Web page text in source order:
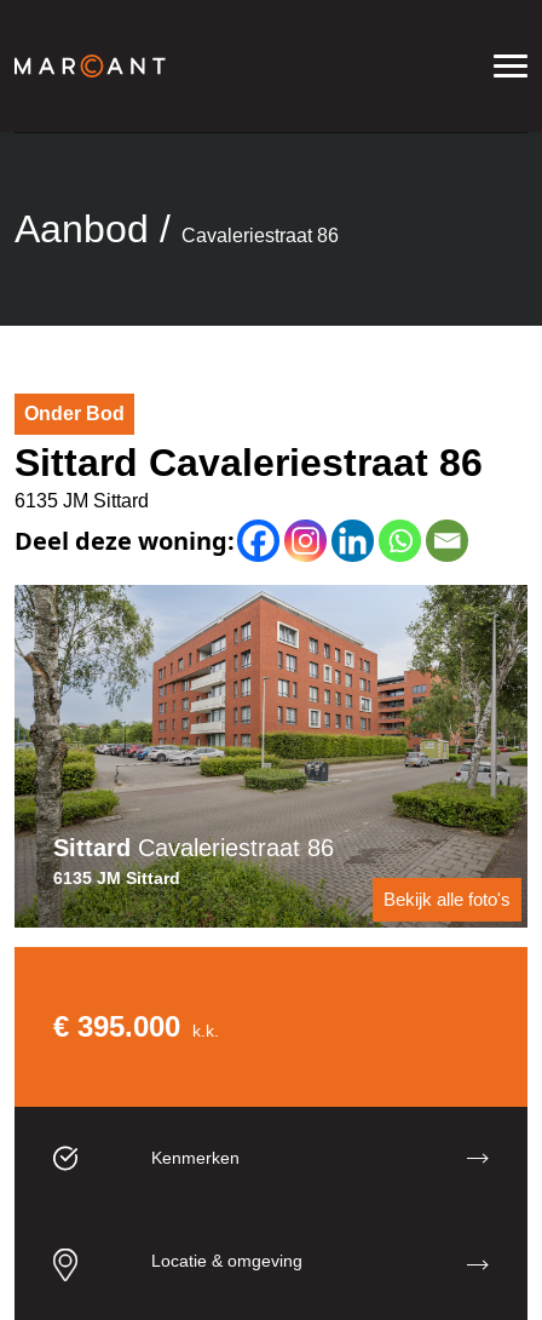
Aanbod / Cavaleriestraat 86
Onder Bod
Sittard Cavaleriestraat 86
6135 JM Sittard
Sittard Cavaleriestraat 86
6135 JM Sittard
Bekijk alle foto's
€ 395.000 k.k.
Kenmerken
Locatie & omgeving